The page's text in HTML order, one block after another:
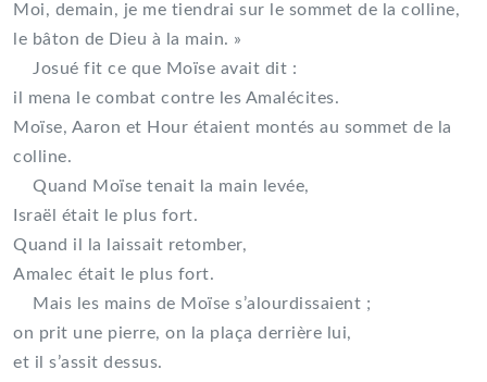
Moi, demain, je me tiendrai sur le sommet de la colline,
le bâton de Dieu à la main. »
Josué fit ce que Moïse avait dit :
il mena le combat contre les Amalécites.
Moïse, Aaron et Hour étaient montés au sommet de la
colline.
Quand Moïse tenait la main levée,
Israël était le plus fort.
Quand il la laissait retomber,
Amalec était le plus fort.
Mais les mains de Moïse s’alourdissaient ;
on prit une pierre, on la plaça derrière lui,
et il s’assit dessus.